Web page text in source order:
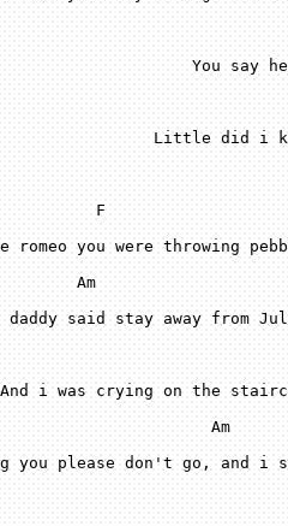
F
Am
Am